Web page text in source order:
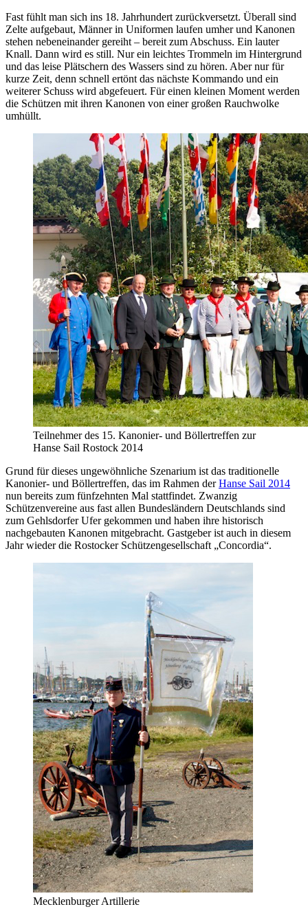
Fast fühlt man sich ins 18. Jahrhundert zurückversetzt. Überall sind
Zelte aufgebaut, Männer in Uniformen laufen umher und Kanonen
stehen nebeneinander gereiht – bereit zum Abschuss. Ein lauter
Knall. Dann wird es still. Nur ein leichtes Trommeln im Hintergrund
und das leise Plätschern des Wassers sind zu hören. Aber nur für
kurze Zeit, denn schnell ertönt das nächste Kommando und ein
weiterer Schuss wird abgefeuert. Für einen kleinen Moment werden
die Schützen mit ihren Kanonen von einer großen Rauchwolke
umhüllt.
Teilnehmer des 15. Kanonier- und Böllertreffen zur
Hanse Sail Rostock 2014
Grund für dieses ungewöhnliche Szenarium ist das traditionelle
Kanonier- und Böllertreffen, das im Rahmen derHanse Sail 2014
nun bereits zum fünfzehnten Mal stattfindet. Zwanzig
Schützenvereine aus fast allen Bundesländern Deutschlands sind
zum Gehlsdorfer Ufer gekommen und haben ihre historisch
nachgebauten Kanonen mitgebracht. Gastgeber ist auch in diesem
Jahr wieder die Rostocker Schützengesellschaft „Concordia“.
Mecklenburger Artillerie